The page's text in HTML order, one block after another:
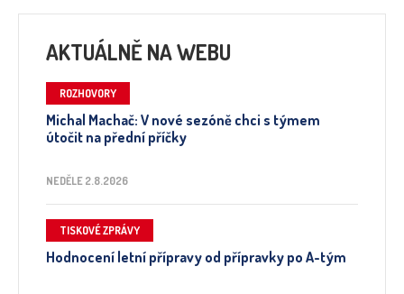
AKTUÁLNĚ NA WEBU
ROZHOVORY
Michal Machač: V nové sezóně chci s týmem
útočit na přední příčky
NEDĚLE 2.8.2026
TISKOVÉ ZPRÁVY
Hodnocení letní přípravy od přípravky po A-tým